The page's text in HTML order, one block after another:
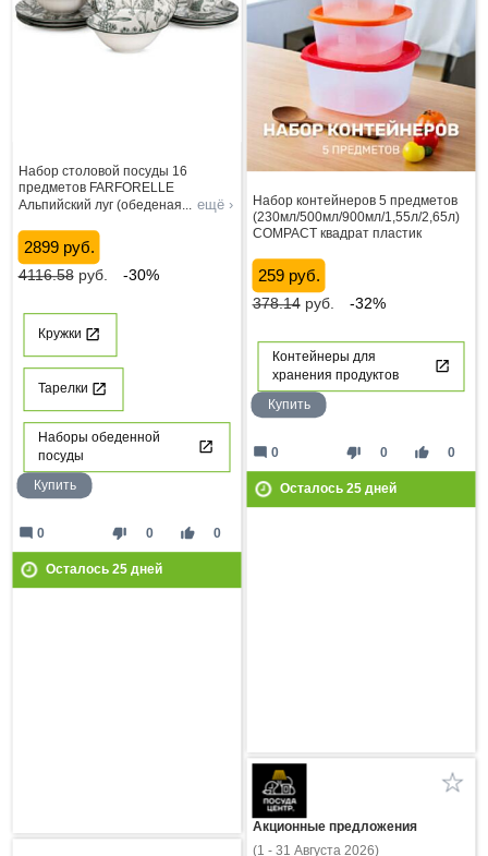
Набор столовой посуды 16
предметов FARFORELLE
Альпийский луг (обеденая
ещё ›
2899 руб.
4116.58руб. -30%
Кружки
Тарелки
Наборы обеденной
посуды
Купить
thumb_down 0 thumb_up 0
mode_comment 0
Осталось 25дней
Набор контейнеров 5 предметов
(230мл/500мл/900мл/1,55л/2,65л)
COMPACT квадрат пластик
259 руб.
378.14руб. -32%
Контейнеры для
хранения продуктов
Купить
thumb_down 0 thumb_up 0
mode_comment 0
Осталось 25дней
Акционные предложения
(1 - 31 Августа 2026)